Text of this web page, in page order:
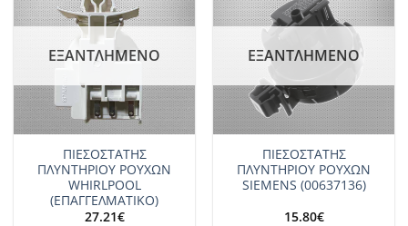
wishlist
ΕΞΑΝΤΛΗΜΈΝΟ
ΠIEΣΟΣΤΑΤΗΣ
ΠΛΥΝΤΗΡΙΟΥ ΡΟΥΧΩΝ
WHIRLPOOL
(ΕΠΑΓΓΕΛΜΑΤΙΚΟ)
27.21€
wishlist
ΕΞΑΝΤΛΗΜΈΝΟ
ΠΙΕΣΟΣΤΑΤΗΣ
ΠΛΥΝΤΗΡΙΟΥ ΡΟΥΧΩΝ
SIEMENS (00637136)
15.80€